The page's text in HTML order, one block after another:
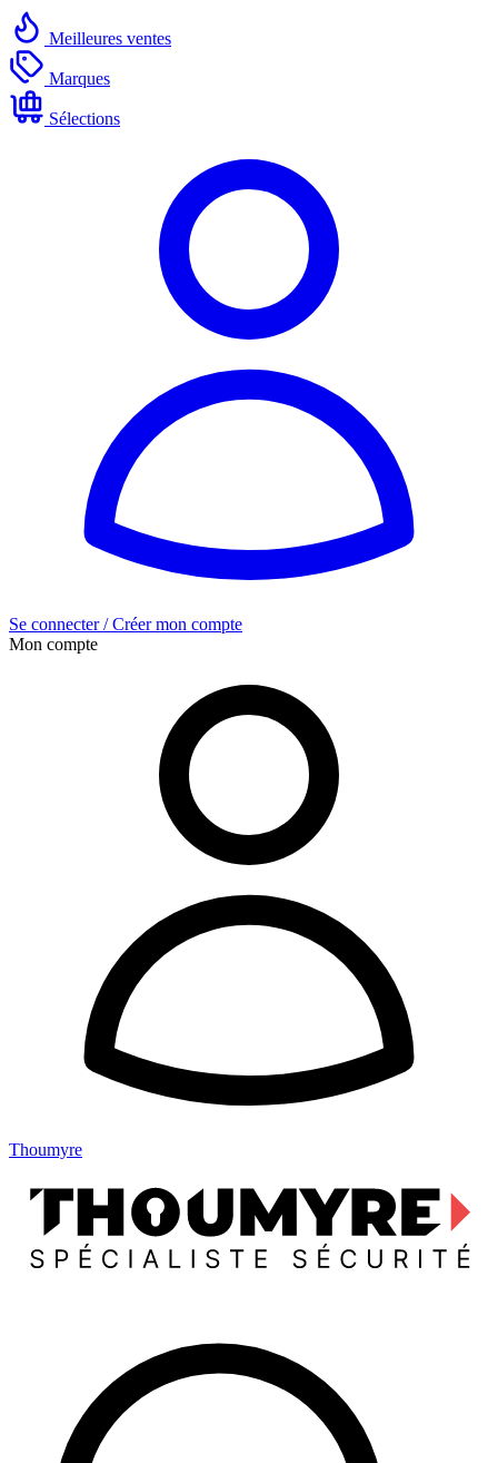
Meilleures ventes
Marques
Sélections
Se connecter / Créer mon compte
Mon compte
Thoumyre